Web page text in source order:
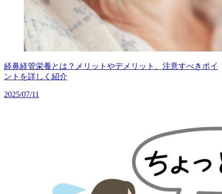
経鼻経管栄養とは？メリットやデメリット、注意すべきポイ
ントを詳しく紹介
2025/07/11